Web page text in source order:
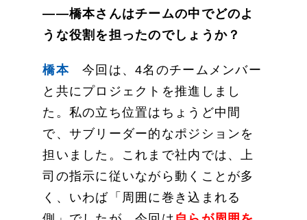
——橋本さんはチームの中でどのよ
うな役割を担ったのでしょうか？
橋本今回は、4名のチームメンバー
と共にプロジェクトを推進しまし
た。私の立ち位置はちょうど中間
で、サブリーダー的なポジションを
担いました。これまで社内では、上
司の指示に従いながら動くことが多
く、いわば「周囲に巻き込まれる